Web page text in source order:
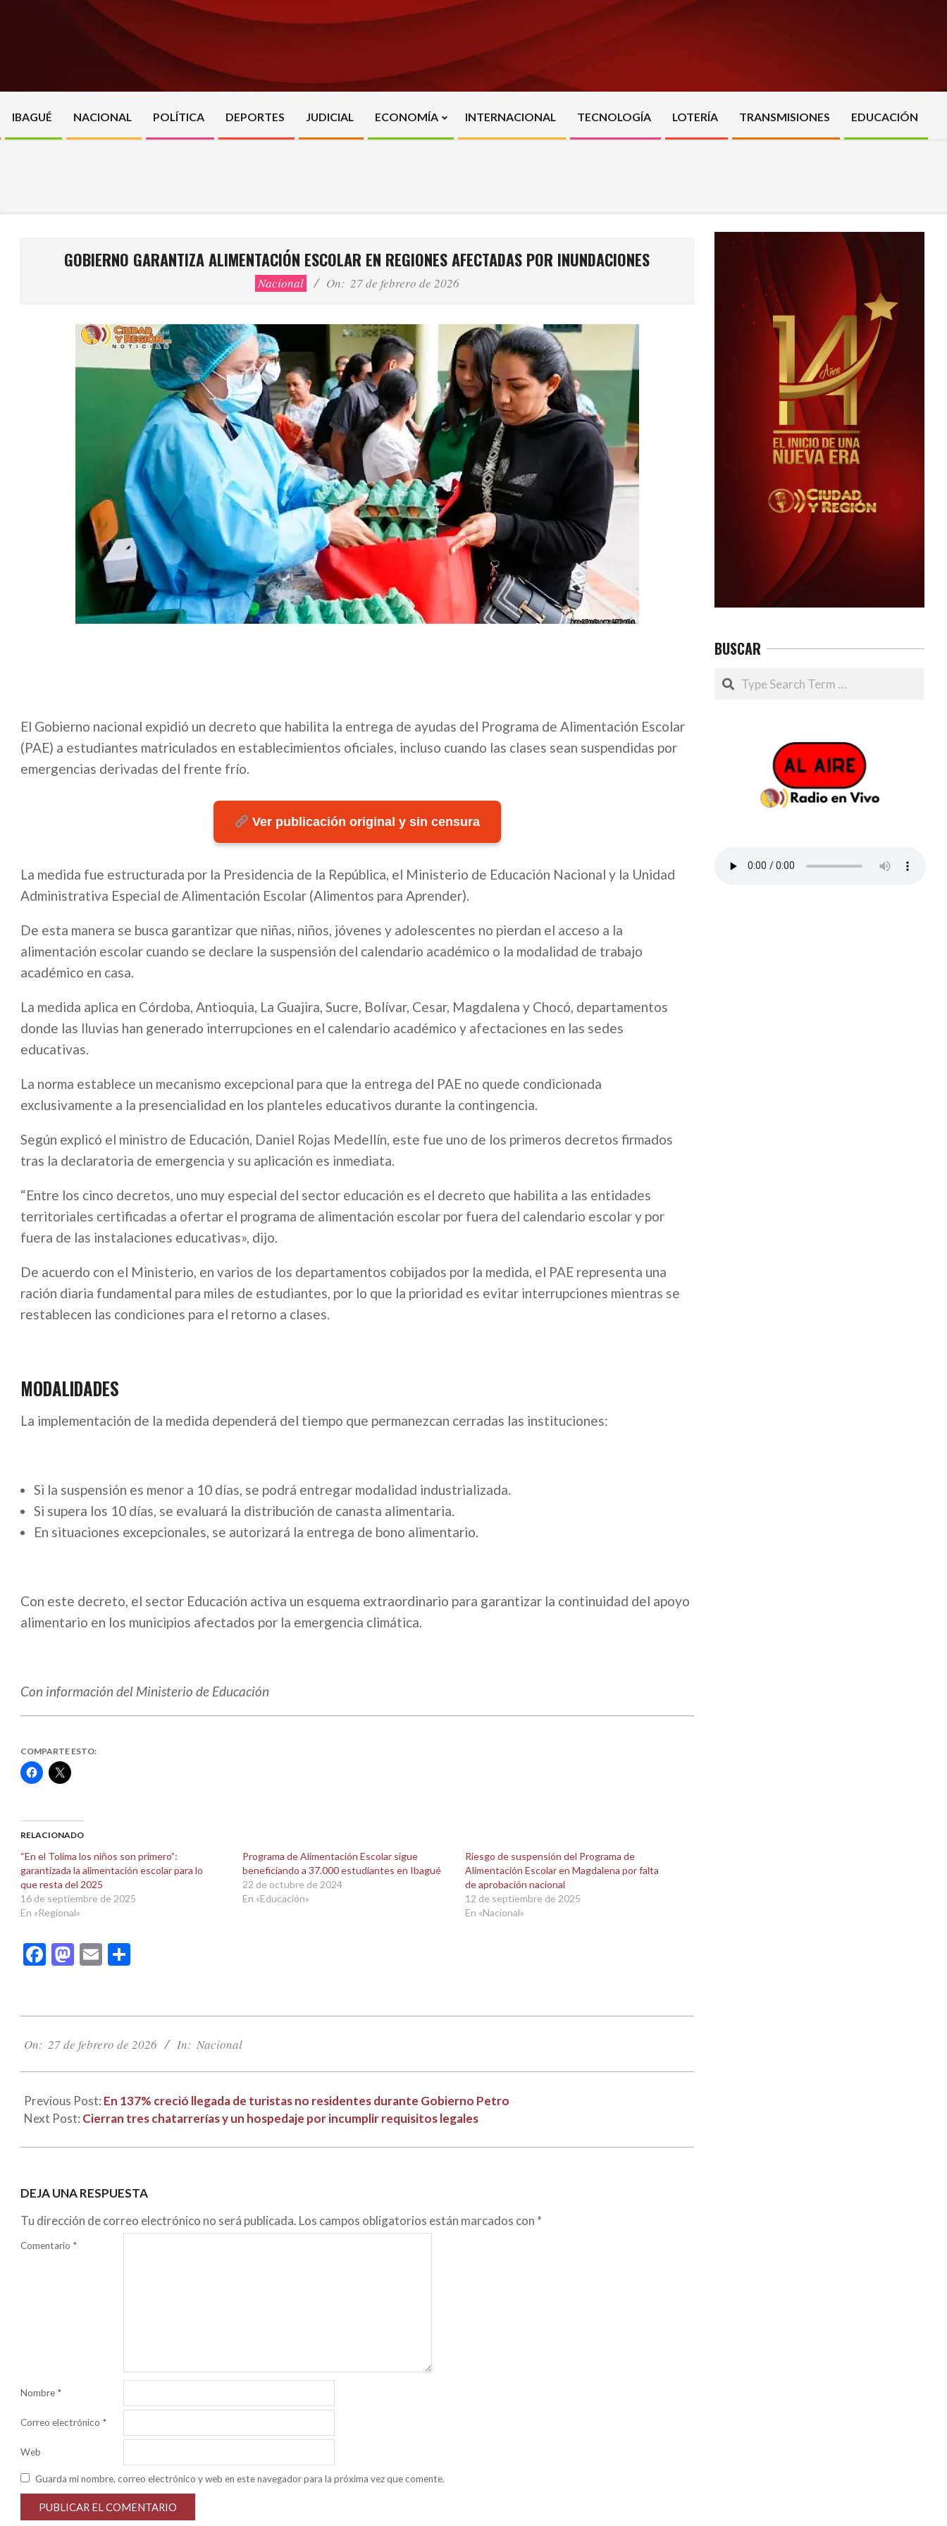
Primary
Navigation
IBAGUÉ NACIONAL POLÍTICA DEPORTES JUDICIAL ECONOMÍA INTERNACIONAL TECNOLOGÍA LOTERÍA TRANSMISIONES EDUCACIÓN
GOBIERNO GARANTIZA ALIMENTACIÓN ESCOLAR EN REGIONES AFECTADAS POR INUNDACIONES
Nacional On: 27 de febrero de 2026
El Gobierno nacional expidió un decreto que habilita la entrega de ayudas del Programa de Alimentación Escolar
(PAE) a estudiantes matriculados en establecimientos oficiales, incluso cuando las clases sean suspendidas por
emergencias derivadas del frente frío.
Ver publicación original y sin censura
La medida fue estructurada por la Presidencia de la República, el Ministerio de Educación Nacional y la Unidad
Administrativa Especial de Alimentación Escolar (Alimentos para Aprender).
De esta manera se busca garantizar que niñas, niños, jóvenes y adolescentes no pierdan el acceso a la
alimentación escolar cuando se declare la suspensión del calendario académico o la modalidad de trabajo
académico en casa.
La medida aplica en Córdoba, Antioquia, La Guajira, Sucre, Bolívar, Cesar, Magdalena y Chocó, departamentos
donde las lluvias han generado interrupciones en el calendario académico y afectaciones en las sedes
educativas.
La norma establece un mecanismo excepcional para que la entrega del PAE no quede condicionada
exclusivamente a la presencialidad en los planteles educativos durante la contingencia.
Según explicó el ministro de Educación, Daniel Rojas Medellín, este fue uno de los primeros decretos firmados
tras la declaratoria de emergencia y su aplicación es inmediata.
“Entre los cinco decretos, uno muy especial del sector educación es el decreto que habilita a las entidades
territoriales certificadas a ofertar el programa de alimentación escolar por fuera del calendario escolar y por
fuera de las instalaciones educativas», dijo.
De acuerdo con el Ministerio, en varios de los departamentos cobijados por la medida, el PAE representa una
ración diaria fundamental para miles de estudiantes, por lo que la prioridad es evitar interrupciones mientras se
restablecen las condiciones para el retorno a clases.
MODALIDADES
La implementación de la medida dependerá del tiempo que permanezcan cerradas las instituciones:​
Si la suspensión es menor a 10 días, se podrá entregar modalidad industrializada.
Si supera los 10 días, se evaluará la distribución de canasta alimentaria.
En situaciones excepcionales, se autorizará la entrega de bono alimentario.
Con este decreto, el sector Educación activa un esquema extraordinario para garantizar la continuidad del apoyo
alimentario en los municipios afectados por la emergencia climática.
Con información del Ministerio de Educación
COMPARTE ESTO:
Haz
clic
(Se
abre
una
ventana
nueva)
Haz
clic
(Se
abre
una
ventana
nueva)
RELACIONADO
“En el Tolima los niños son primero”:
garantizada la alimentación escolar para lo
que resta del 2025
16 de septiembre de 2025
En «Regional»
Programa de Alimentación Escolar sigue
beneficiando a 37.000 estudiantes en Ibagué
22 de octubre de 2024
En «Educación»
Riesgo de suspensión del Programa de
Alimentación Escolar en Magdalena por falta
de aprobación nacional
12 de septiembre de 2025
En «Nacional»
Facebook
Mastodon
Email
02-
On: 27 de febrero de 2026 In: Nacional
Previous Post: En 137% creció llegada de turistas no residentes durante Gobierno Petro
Next Post: Cierran tres chatarrerías y un hospedaje por incumplir requisitos legales
DEJA UNA RESPUESTA
Tu dirección de correo electrónico no será publicada. Los campos obligatorios están marcados con *
Comentario *
Nombre *
Correo electrónico *
Web
Guarda mi nombre, correo electrónico y web en este navegador para la próxima vez que comente.
BUSCAR
Search